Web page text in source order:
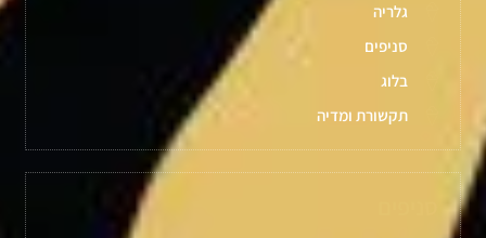
גלריה
סניפים
בלוג
תקשורת ומדיה